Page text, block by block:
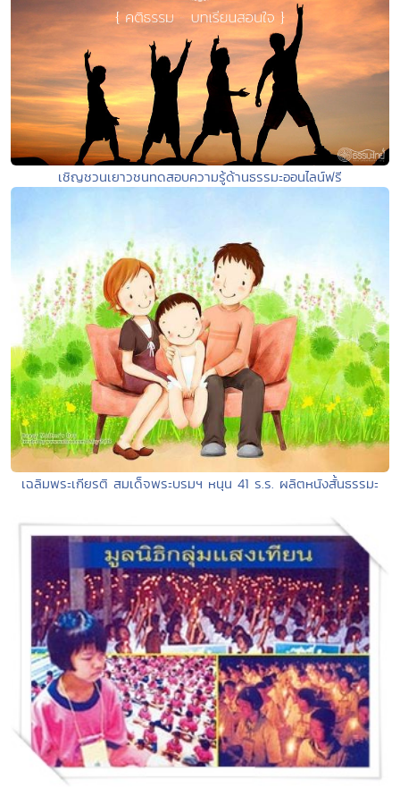
เชิญชวนเยาวชนทดสอบความรู้ด้านธรรมะออนไลน์ฟรี
เฉลิมพระเกียรติ สมเด็จพระบรมฯ หนุน 41 ร.ร. ผลิตหนังสั้นธรรมะ